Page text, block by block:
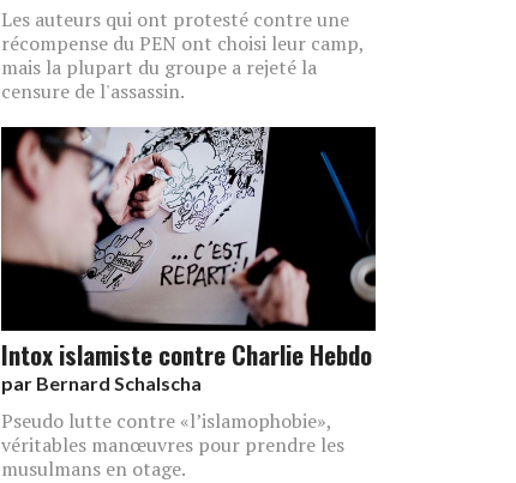
Les auteurs qui ont protesté contre une
récompense du PEN ont choisi leur camp,
mais la plupart du groupe a rejeté la
censure de l'assassin.
Intox islamiste contre Charlie Hebdo
par Bernard Schalscha
Pseudo lutte contre «l’islamophobie»,
véritables manœuvres pour prendre les
musulmans en otage.